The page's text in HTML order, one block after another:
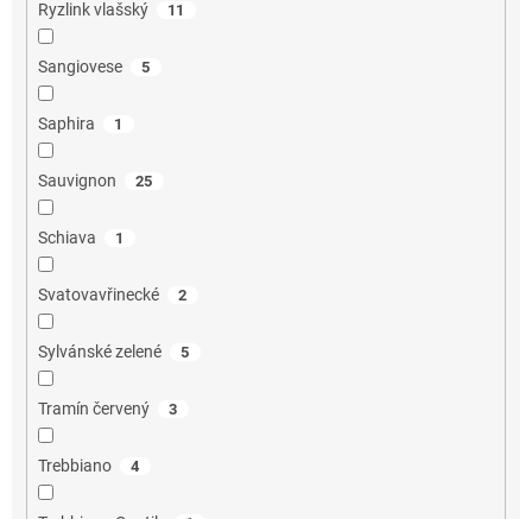
Ryzlink vlašský 11
Sangiovese 5
Saphira 1
Sauvignon 25
Schiava 1
Svatovavřinecké 2
Sylvánské zelené 5
Tramín červený 3
Trebbiano 4